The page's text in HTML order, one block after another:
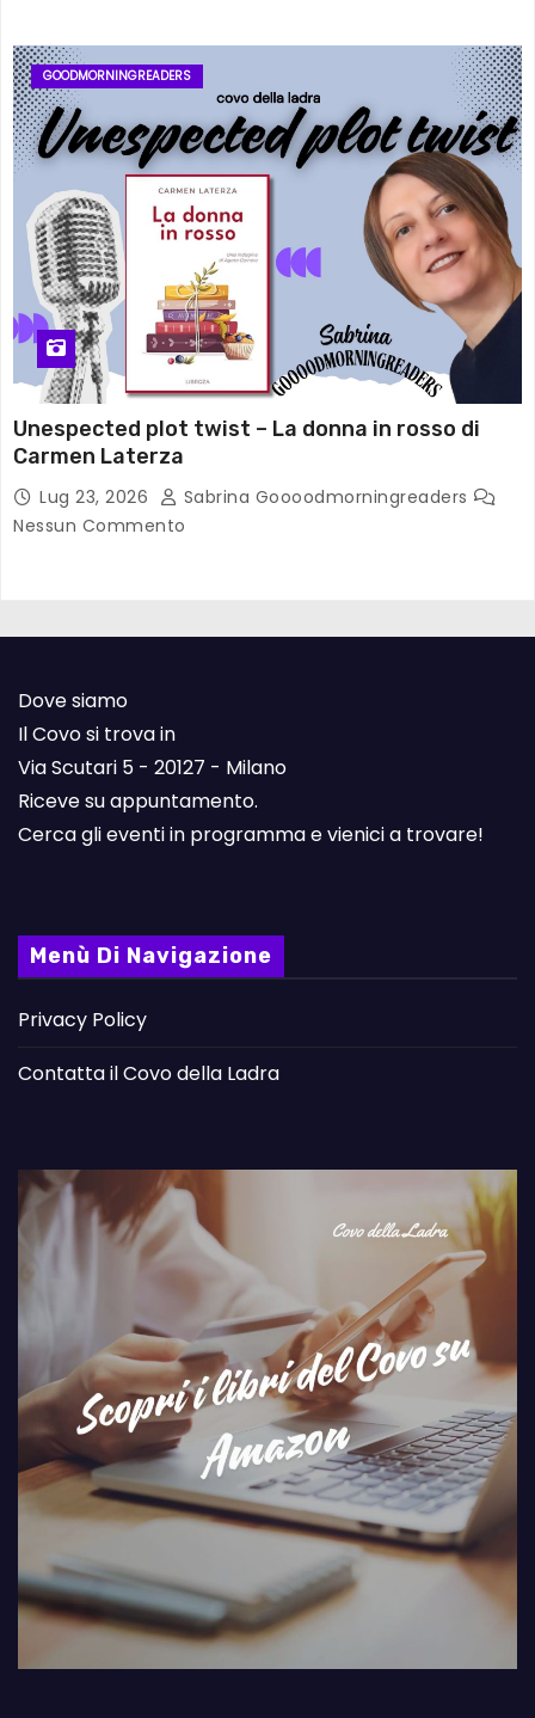
GOODMORNINGREADERS
Unespected plot twist – La donna in rosso di
Carmen Laterza
Lug 23, 2026
Sabrina Goooodmorningreaders
Nessun Commento
Dove siamo
Il Covo si trova in
Via Scutari 5 - 20127 - Milano
Riceve su appuntamento.
Cerca gli eventi in programma e vienici a trovare!
Menù Di Navigazione
Privacy Policy
Contatta il Covo della Ladra